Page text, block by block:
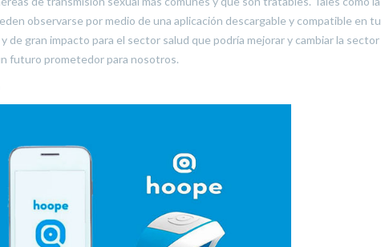
observarse por medio de una aplicación descargable y compatible en tu
gran impacto para el sector salud que podría mejorar y cambiar la sector
futuro prometedor para nosotros.